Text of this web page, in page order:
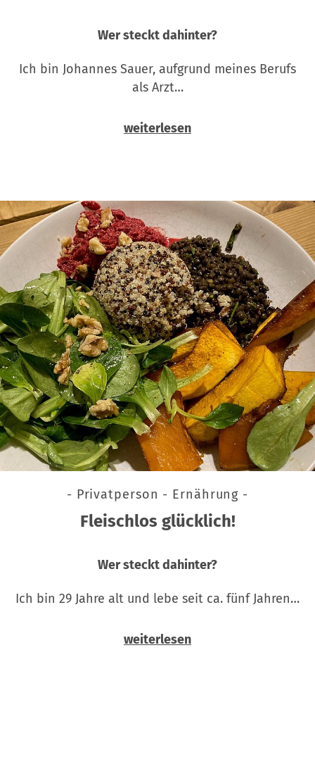
Wer steckt dahinter?
Ich bin Johannes Sauer, aufgrund meines Berufs
als Arzt…
weiterlesen
- Privatperson - Ernährung -
Fleischlos glücklich!
Wer steckt dahinter?
Ich bin 29 Jahre alt und lebe seit ca. fünf Jahren…
weiterlesen